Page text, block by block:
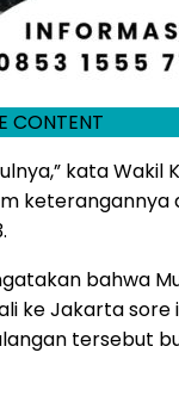
CONTENT
kata Wakil
keterangannya
bahwa
ke Jakarta sore
tersebut